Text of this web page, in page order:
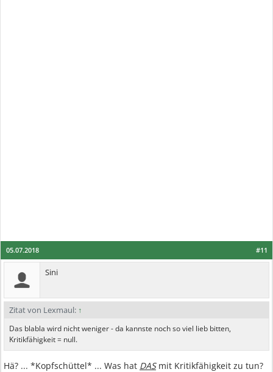
#11
05.07.2018
Sini
Zitat von Lexmaul: ↑
Das blabla wird nicht weniger - da kannste noch so viel lieb bitten,
Kritikfähigkeit = null.
Hä? ... *Kopfschüttel* ... Was hat DASmit Kritikfähigkeit zu tun?